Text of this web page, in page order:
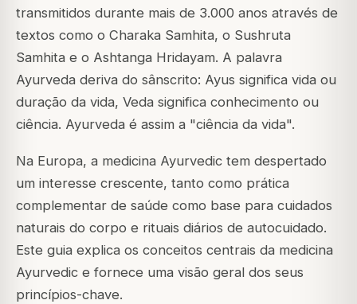
transmitidos durante mais de 3.000 anos através de
textos como o Charaka Samhita, o Sushruta
Samhita e o Ashtanga Hridayam. A palavra
Ayurveda deriva do sânscrito: Ayus significa vida ou
duração da vida, Veda significa conhecimento ou
ciência. Ayurveda é assim a "ciência da vida".
Na Europa, a medicina Ayurvedic tem despertado
um interesse crescente, tanto como prática
complementar de saúde como base para cuidados
naturais do corpo e rituais diários de autocuidado.
Este guia explica os conceitos centrais da medicina
Ayurvedic e fornece uma visão geral dos seus
princípios-chave.